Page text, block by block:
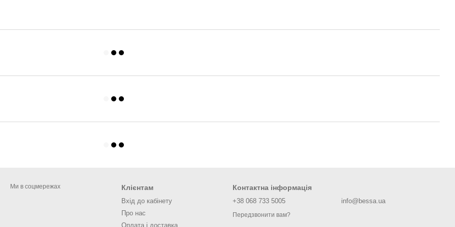
Ми в соцмережах Клієнтам
Вхід до кабінету
Про нас
Оплата і доставка
Контактна інформація
+38 068 733 5005
Передзвонити вам?
info@bessa.ua